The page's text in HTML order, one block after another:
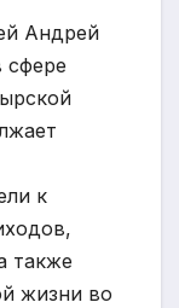
Андрей
сфере
к
также
жизни во